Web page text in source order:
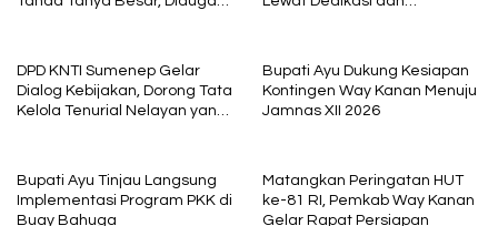
DPD KNTI Sumenep Gelar
Dialog Kebijakan, Dorong Tata
Kelola Tenurial Nelayan yang
Bupati Ayu Dukung Kesiapan
Kontingen Way Kanan Menuju
Jamnas XII 2026
Bupati Ayu Tinjau Langsung
Implementasi Program PKK di
Buay Bahuga
Matangkan Peringatan HUT
ke-81 RI, Pemkab Way Kanan
Gelar Rapat Persiapan